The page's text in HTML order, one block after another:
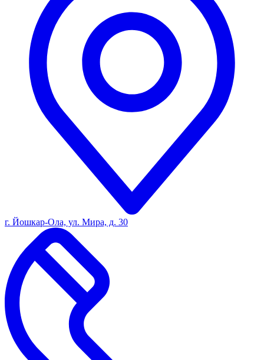
г. Йошкар-Ола, ул. Мира, д. 30